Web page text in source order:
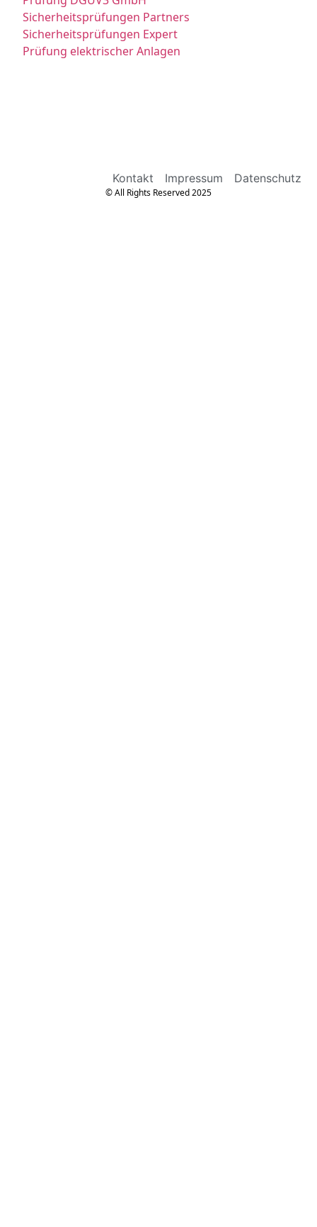
Sicherheitsprüfungen Partners
Sicherheitsprüfungen Expert
Prüfung elektrischer Anlagen
Kontakt Impressum Datenschutz
© All Rights Reserved 2025